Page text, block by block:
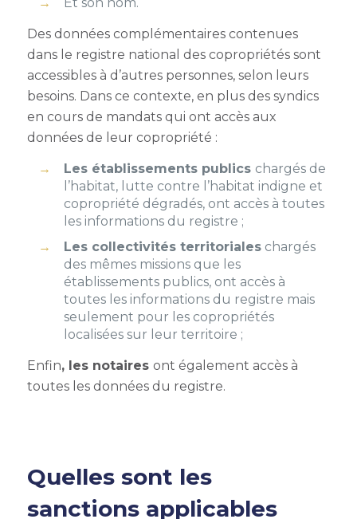
Des données complémentaires contenues
dans le registre national des copropriétés sont
accessibles à d’autres personnes, selon leurs
besoins. Dans ce contexte, en plus des syndics
en cours de mandats qui ont accès aux
données de leur copropriété :
Les établissements publics chargés de
l’habitat, lutte contre l’habitat indigne et
copropriété dégradés, ont accès à toutes
les informations du registre ;
Les collectivités territorialeschargés
des mêmes missions que les
établissements publics, ont accès à
toutes les informations du registre mais
seulement pour les copropriétés
localisées sur leur territoire ;
Enfin, les notaires ont également accès à
toutes les données du registre.
Quelles sont les
sanctions applicables